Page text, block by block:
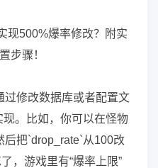
过修改数据库或者配置文
。比如，你可以在怪物
把`drop_rate`从100改
，游戏里有“爆率上限”